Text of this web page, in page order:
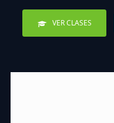
VER CLASES